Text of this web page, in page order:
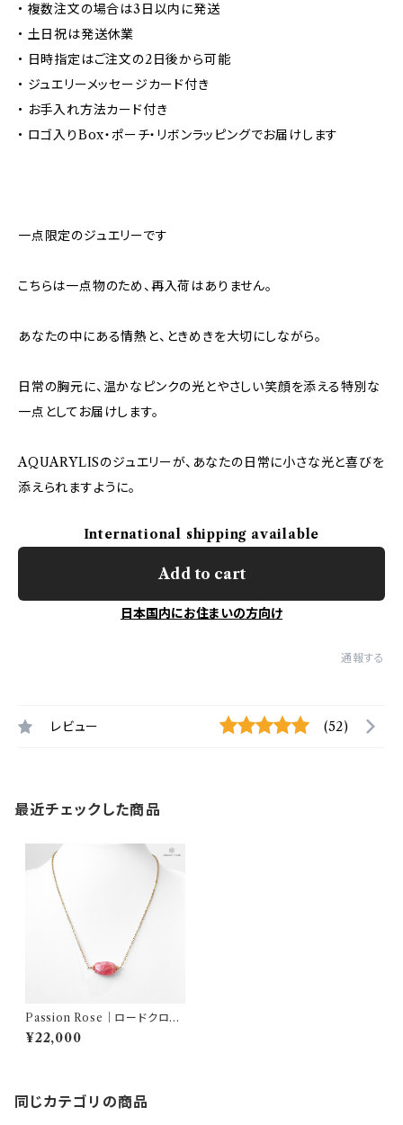
• 複数注文の場合は3日以内に発送
• 土日祝は発送休業
• 日時指定はご注文の2日後から可能
• ジュエリーメッセージカード付き
• お手入れ方法カード付き
• ロゴ入りBox・ポーチ・リボンラッピングでお届けします
一点限定のジュエリーです
こちらは一点物のため、再入荷はありません。
あなたの中にある情熱と、ときめきを大切にしながら。
日常の胸元に、温かなピンクの光とやさしい笑顔を添える特別な
一点としてお届けします。
AQUARYLISのジュエリーが、あなたの日常に小さな光と喜びを
添えられますように。
International shipping available
Add to cart
日本国内にお住まいの方向け
通報する
レビュー (52)
最近チェックした商品
Passion Rose｜ロードクロサ
イト ネックレス｜AQUARYLI
S
¥22,000
同じカテゴリの商品